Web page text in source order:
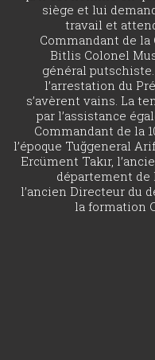
siège et lui
travail et
Commandant de
Bitlis Colonel
général
l’arrestation du
s’avèrent vains. La
par l’assistance
Commandant de la
l’époque Tuğgeneral
Ercüment Takır,
département de
l’ancien Directeur du
la formation